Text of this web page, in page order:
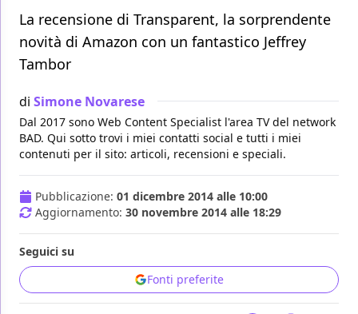
La recensione di Transparent, la sorprendente
novità di Amazon con un fantastico Jeffrey
Tambor
di Simone Novarese
Dal 2017 sono Web Content Specialist l'area TV del network
BAD. Qui sotto trovi i miei contatti social e tutti i miei
contenuti per il sito: articoli, recensioni e speciali.
Pubblicazione: 01 dicembre 2014 alle 10:00
Aggiornamento: 30 novembre 2014 alle 18:29
Seguici su
Fonti preferite